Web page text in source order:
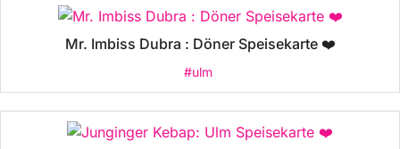
Mr. Imbiss Dubra : Döner Speisekarte ❤️
#ulm